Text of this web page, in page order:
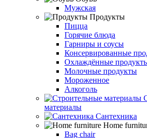
Мужская
Продукты
Пицца
Горячие блюда
Гарниры и соусы
Консервированные
Охлаждённые
Молочные продукты
Мороженное
Алкоголь
материалы
Сантехника
Home
Bag chair